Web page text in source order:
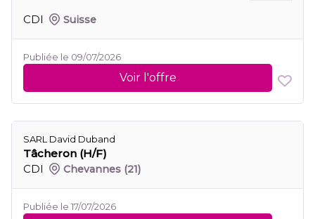
CDI Suisse
Publiée le 09/07/2026
Voir l'offre
SARL David Duband
Tâcheron (H/F)
CDI
Chevannes (21)
Publiée le 17/07/2026